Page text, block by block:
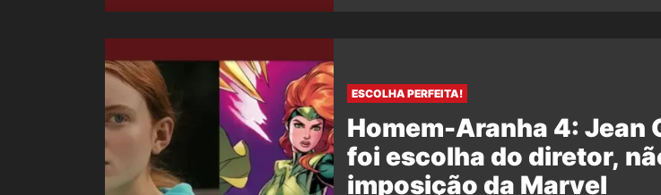
ESCOLHA PERFEITA!
Homem-Aranha 4: Jean
foi escolha do diretor,
imposição da Marvel